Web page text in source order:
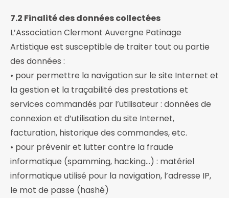
7.2 Finalité des données collectées
L’Association Clermont Auvergne Patinage
Artistique est susceptible de traiter tout ou partie
des données :
• pour permettre la navigation sur le site Internet et
la gestion et la traçabilité des prestations et
services commandés par l’utilisateur : données de
connexion et d’utilisation du site Internet,
facturation, historique des commandes, etc.
• pour prévenir et lutter contre la fraude
informatique (spamming, hacking…) : matériel
informatique utilisé pour la navigation, l’adresse IP,
le mot de passe (hashé)